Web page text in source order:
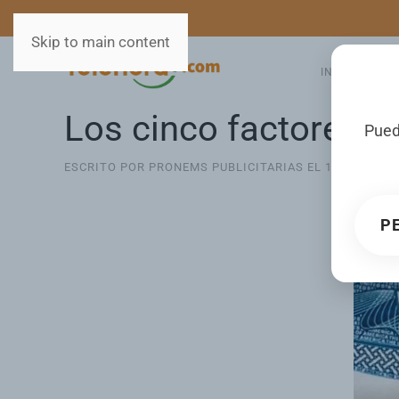
Skip to main content
INICIO
Los cinco factores
ESCRITO POR PRONEMS PUBLICITARIAS EL 10 MAY 2025